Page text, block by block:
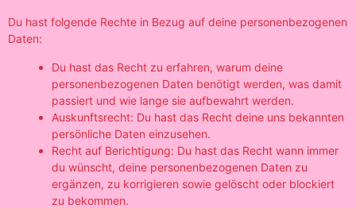
Du hast folgende Rechte in Bezug auf deine personenbezogenen
Daten:
Du hast das Recht zu erfahren, warum deine
personenbezogenen Daten benötigt werden, was damit
passiert und wie lange sie aufbewahrt werden.
Auskunftsrecht: Du hast das Recht deine uns bekannten
persönliche Daten einzusehen.
Recht auf Berichtigung: Du hast das Recht wann immer
du wünscht, deine personenbezogenen Daten zu
ergänzen, zu korrigieren sowie gelöscht oder blockiert
zu bekommen.